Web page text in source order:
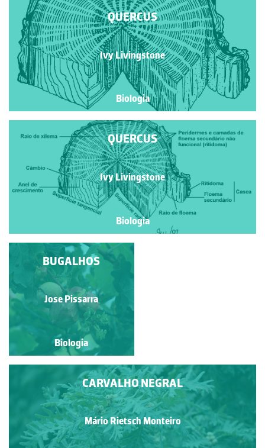
QUERCUS
Ivy Livingstone
Biologia
QUERCUS
Ivy Livingstone
Biologia
FLORES E
INFLORESCÊNCIAS
MASCULINAS DE
QUERCUS TOBUR
Rubim Manuel Almeida da
Silva
Biologia
CARVALHO NEGRAL
Mário Rietsch Monteiro
BUGALHOS
Jose Pissarra
Biologia